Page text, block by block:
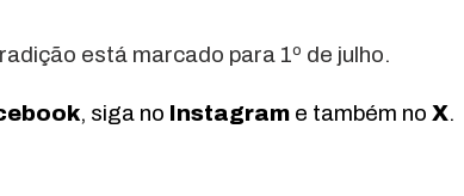
está marcado para 1º de julho.
, siga no Instagram e também no X.